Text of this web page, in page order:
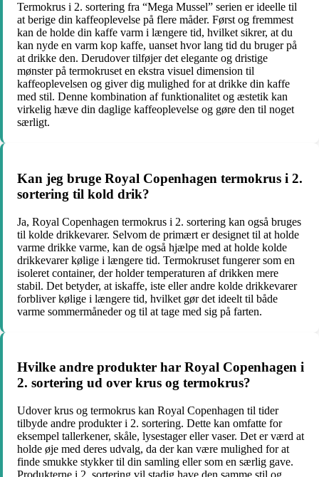
Termokrus i 2. sortering fra “Mega Mussel” serien er ideelle til
at berige din kaffeoplevelse på flere måder. Først og fremmest
kan de holde din kaffe varm i længere tid, hvilket sikrer, at du
kan nyde en varm kop kaffe, uanset hvor lang tid du bruger på
at drikke den. Derudover tilføjer det elegante og dristige
mønster på termokruset en ekstra visuel dimension til
kaffeoplevelsen og giver dig mulighed for at drikke din kaffe
med stil. Denne kombination af funktionalitet og æstetik kan
virkelig hæve din daglige kaffeoplevelse og gøre den til noget
særligt.
Kan jeg bruge Royal Copenhagen termokrus i 2.
sortering til kold drik?
Ja, Royal Copenhagen termokrus i 2. sortering kan også bruges
til kolde drikkevarer. Selvom de primært er designet til at holde
varme drikke varme, kan de også hjælpe med at holde kolde
drikkevarer kølige i længere tid. Termokruset fungerer som en
isoleret container, der holder temperaturen af ​​drikken mere
stabil. Det betyder, at iskaffe, iste eller andre kolde drikkevarer
forbliver kølige i længere tid, hvilket gør det ideelt til både
varme sommermåneder og til at tage med sig på farten.
Hvilke andre produkter har Royal Copenhagen i
2. sortering ud over krus og termokrus?
Udover krus og termokrus kan Royal Copenhagen til tider
tilbyde andre produkter i 2. sortering. Dette kan omfatte for
eksempel tallerkener, skåle, lysestager eller vaser. Det er værd at
holde øje med deres udvalg, da der kan være mulighed for at
finde smukke stykker til din samling eller som en særlig gave.